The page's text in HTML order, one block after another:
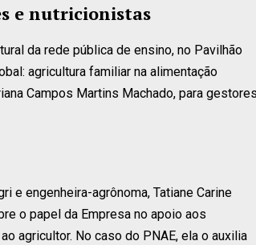
e nutricionistas
da rede pública de ensino, no Pavilhão
agricultura familiar na alimentação
Campos Martins Machado, para
e engenheira-agrônoma, Tatiane Carine
o papel da Empresa no apoio aos
agricultor. No caso do PNAE, ela o auxilia